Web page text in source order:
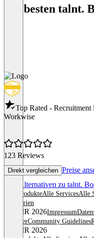
Die besten talnt.
Top Rated - Recruitment
Workwise
123 Reviews
Direkt vergleichen Preise
Alle Alternativen zu talnt.
Alle ProdukteAlle ServicesAlle
Kategorien
© OMR 2026Impressum
AnbieterCommunity Guidelines
© OMR 2026